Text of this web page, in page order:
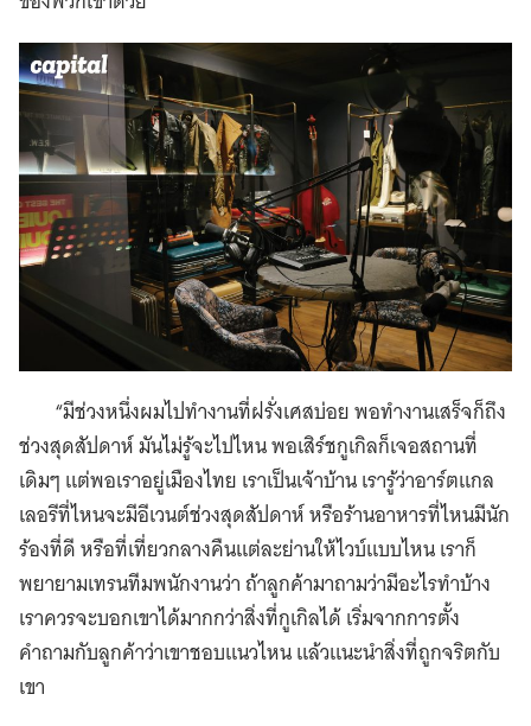
“มีช่วงหนึ่งผมไปทำงานที่ฝรั่งเศสบ่อย พอทำงานเสร็จก็ถึง
ช่วงสุดสัปดาห์ มันไม่รู้จะไปไหน พอเสิร์ชกูเกิลก็เจอสถานที่
เดิมๆ แต่พอเราอยู่เมืองไทย เราเป็นเจ้าบ้าน เรารู้ว่าอาร์ตแกล
เลอรีที่ไหนจะมีอีเวนต์ช่วงสุดสัปดาห์ หรือร้านอาหารที่ไหนมีนัก
ร้องที่ดี หรือที่เที่ยวกลางคืนแต่ละย่านให้ไวบ์แบบไหน เราก็
พยายามเทรนทีมพนักงานว่า ถ้าลูกค้ามาถามว่ามีอะไรทำบ้าง
เราควรจะบอกเขาได้มากกว่าสิ่งที่กูเกิลได้ เริ่มจากการตั้ง
คำถามกับลูกค้าว่าเขาชอบแนวไหน แล้วแนะนำสิ่งที่ถูกจริตกับ
เขา